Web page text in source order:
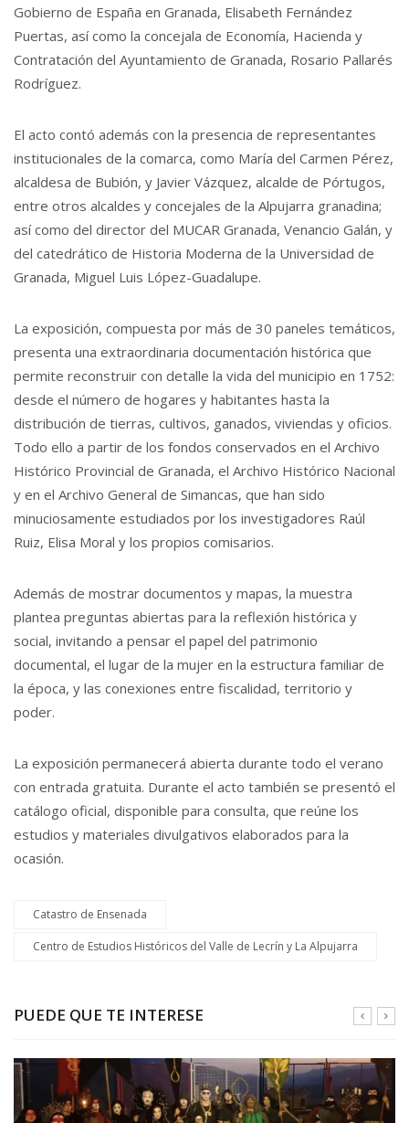
Gobierno de España en Granada, Elisabeth Fernández
Puertas, así como la concejala de Economía, Hacienda y
Contratación del Ayuntamiento de Granada, Rosario Pallarés
Rodríguez.
El acto contó además con la presencia de representantes
institucionales de la comarca, como María del Carmen Pérez,
alcaldesa de Bubión, y Javier Vázquez, alcalde de Pórtugos,
entre otros alcaldes y concejales de la Alpujarra granadina;
así como del director del MUCAR Granada, Venancio Galán, y
del catedrático de Historia Moderna de la Universidad de
Granada, Miguel Luis López-Guadalupe.
La exposición, compuesta por más de 30 paneles temáticos,
presenta una extraordinaria documentación histórica que
permite reconstruir con detalle la vida del municipio en 1752:
desde el número de hogares y habitantes hasta la
distribución de tierras, cultivos, ganados, viviendas y oficios.
Todo ello a partir de los fondos conservados en el Archivo
Histórico Provincial de Granada, el Archivo Histórico Nacional
y en el Archivo General de Simancas, que han sido
minuciosamente estudiados por los investigadores Raúl
Ruiz, Elisa Moral y los propios comisarios.
Además de mostrar documentos y mapas, la muestra
plantea preguntas abiertas para la reflexión histórica y
social, invitando a pensar el papel del patrimonio
documental, el lugar de la mujer en la estructura familiar de
la época, y las conexiones entre fiscalidad, territorio y
poder.
La exposición permanecerá abierta durante todo el verano
con entrada gratuita. Durante el acto también se presentó el
catálogo oficial, disponible para consulta, que reúne los
estudios y materiales divulgativos elaborados para la
ocasión.
Catastro de Ensenada
Centro de Estudios Históricos del Valle de Lecrín y La Alpujarra
PUEDE QUE TE INTERESE